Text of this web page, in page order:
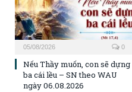
05/08/2026 0
Nếu Thầy muốn, con sẽ dựng
ba cái lều – SN theo WAU
ngày 06.08.2026